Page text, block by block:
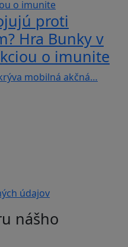
proti
Hra Bunky v
o imunite
mobilná akčná…
údajov
nášho